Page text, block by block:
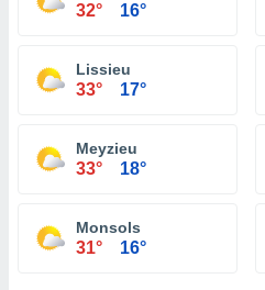
32° 16°
Lissieu
33° 17°
Meyzieu
33° 18°
Monsols
31° 16°